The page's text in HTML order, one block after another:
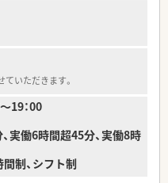
活用し、正確かつスピーディー
ち時間短縮にも努めてもらいま
し、患者様の容態に応じた適切
師としての専門性を発揮できま
中心になって活躍しており、
ッフが多く馴染みやすい環境
いただきます。
19：00
実働6時間超45分、実働8時
制、シフト制